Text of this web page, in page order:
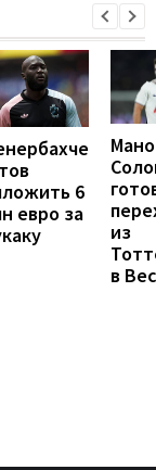
6
евро за
из
в